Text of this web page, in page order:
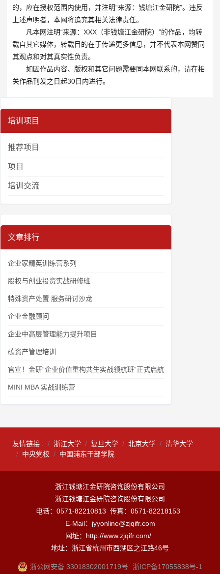
的，应在授权范围内使用，并注明“来源：钱塘江金研院”。违反
上述声明者，本网将追究其相关法律责任。
凡本网注明“来源：XXX（非钱塘江金研院）”的作品，均转
载自其它媒体，转载目的在于传递更多信息，并不代表本网赞同
其观点和对其真实性负责。
如因作品内容、版权和其它问题需要同本网联系的，请在相
关作品刊发之日起30日内进行。
培训项目
推荐项目
项目
培训交流
文章排行
企业家精英训练营系列
股权与创业投资实战研修班
特殊资产处置 服务研讨沙龙
企业金融顾问
企业中高层管理能力提升项目
碳资产管理培训
官宣！金研“企业价值重构共生实战领航班”正式启航
MINI MBA 实战训练营
友情链接 : 浙江大学 复旦大学 北京大学
清华大学
中央党校
中国浦东干部学院
浙江钱塘江金研院咨询股份有限公司
浙江钱塘江金研院咨询股份有限公司
电话：0571-82210813 传真：0571-82218153
E-Mail：jyyonline@zjqifr.com
网址：http://www.zjqifr.com/
地址：浙江省杭州市西湖区之江路46号
浙公网安备 33018302001719号 浙ICP备17055838号-1